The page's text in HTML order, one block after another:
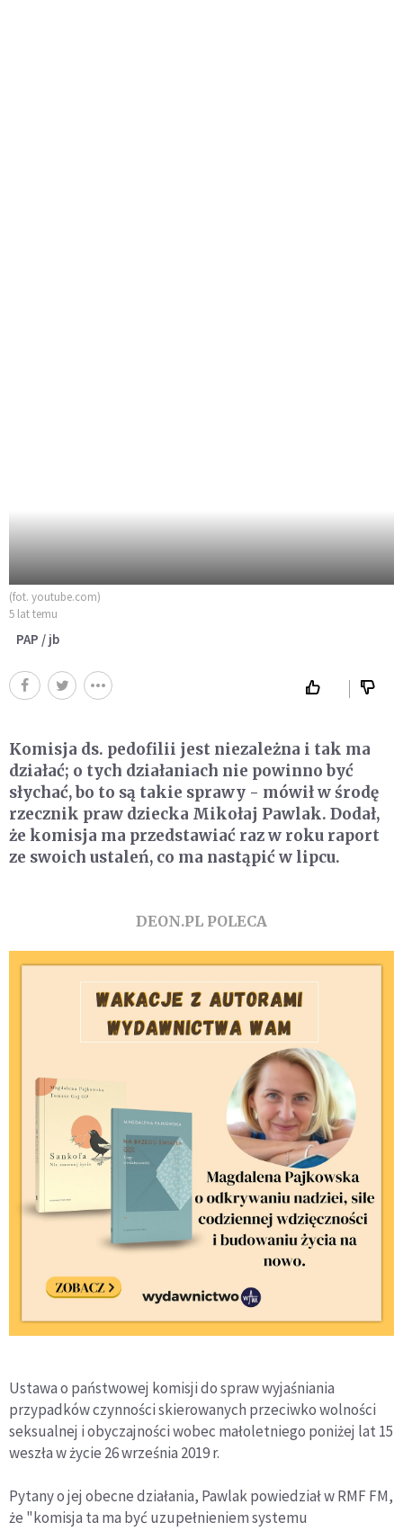
(fot. youtube.com)
5 lat temu
PAP / jb
Komisja ds. pedofilii jest niezależna i tak ma
działać; o tych działaniach nie powinno być
słychać, bo to są takie sprawy - mówił w środę
rzecznik praw dziecka Mikołaj Pawlak. Dodał,
że komisja ma przedstawiać raz w roku raport
ze swoich ustaleń, co ma nastąpić w lipcu.
DEON.PL POLECA
Ustawa o państwowej komisji do spraw wyjaśniania
przypadków czynności skierowanych przeciwko wolności
seksualnej i obyczajności wobec małoletniego poniżej lat 15
weszła w życie 26 września 2019 r.
Pytany o jej obecne działania, Pawlak powiedział w RMF FM,
że "komisja ta ma być uzupełnieniem systemu